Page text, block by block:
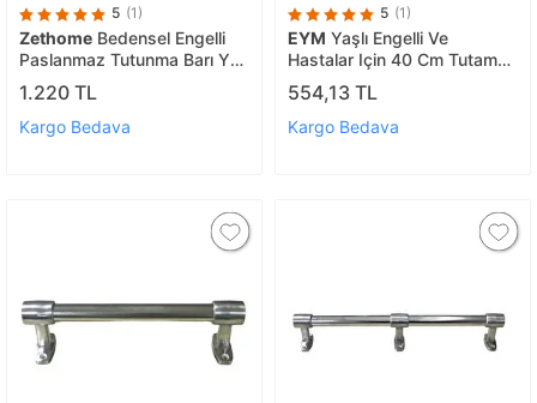
5 (1)
Zethome Bedensel Engelli
Paslanmaz Tutunma Barı Yer
Duvar 75x75
1.220 TL
Kargo Bedava
5 (1)
EYM Yaşlı Engelli Ve
Hastalar Için 40 Cm Tutamak
Engelli Tutamağı
554,13 TL
Kargo Bedava